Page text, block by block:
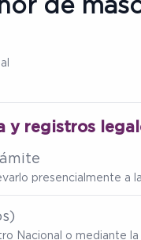
y registros
presencialmente a
Nacional o mediante